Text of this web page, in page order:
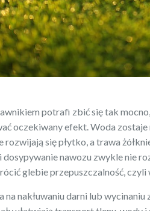
potrafi zbić się tak
oczekiwany efekt. Woda zostaje
rozwijają się płytko, a trawa
nawozu zwykle nie
glebie przepuszczalność, czyli
na nakłuwaniu darni lub